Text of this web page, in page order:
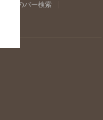
佐賀県のバー検索